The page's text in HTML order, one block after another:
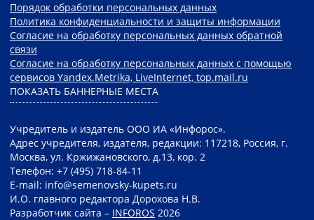
Порядок обработки персональных данных
Политика конфиденциальности и защиты информации
Согласие на обработку персональных данных обратной
связи
Согласие на обработку персональных данных с помощью
сервисов Yandex.Metrika, LiveInternet, top.mail.ru
ПОКАЗАТЬ БАННЕРНЫЕ МЕСТА
Учредитель и издатель ООО ИА «Инфорос».
Адрес учредителя, издателя, редакции: 117218, Россия, г.
Москва, ул. Кржижановского, д.13, кор. 2
Телефон: +7 (495) 718-84-11
E-mail: info@semenovsky-kupets.ru
И.О. главного редактора Дорохова Н.В.
Разработчик сайта – INFOROS 2026